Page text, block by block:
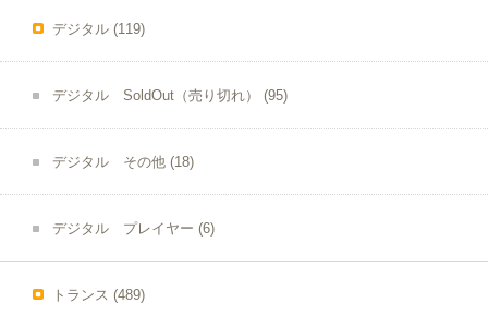
デジタル (119)
デジタル SoldOut（売り切れ） (95)
デジタル その他 (18)
デジタル プレイヤー (6)
トランス (489)